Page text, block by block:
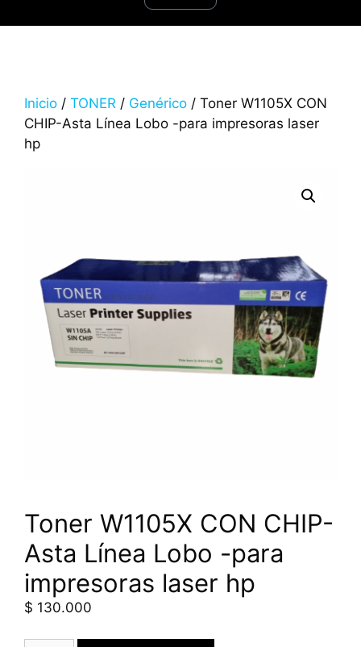
Inicio / TONER / Genérico / Toner W1105X CON
CHIP-Asta Línea Lobo -para impresoras laser
hp
Toner W1105X CON CHIP-
Asta Línea Lobo -para
impresoras laser hp
$ 130.000